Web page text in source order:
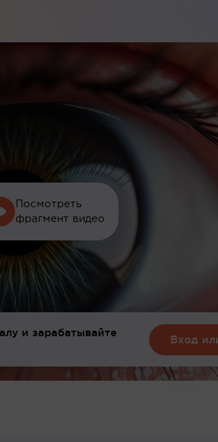
Посмотреть
фрагмент видео
и зарабатывайте
Вход